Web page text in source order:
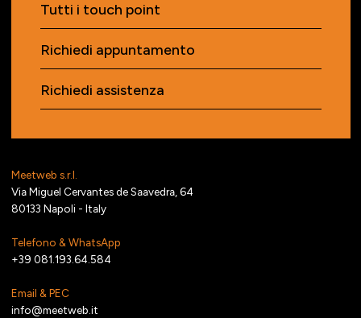
Meetweb s.r.l.
Via Miguel Cervantes de Saavedra, 64
80133 Napoli - Italy
Telefono & WhatsApp
+39 081.193.64.584
Email & PEC
info@meetweb.it
Tutti i touch point
Richiedi appuntamento
Richiedi assistenza